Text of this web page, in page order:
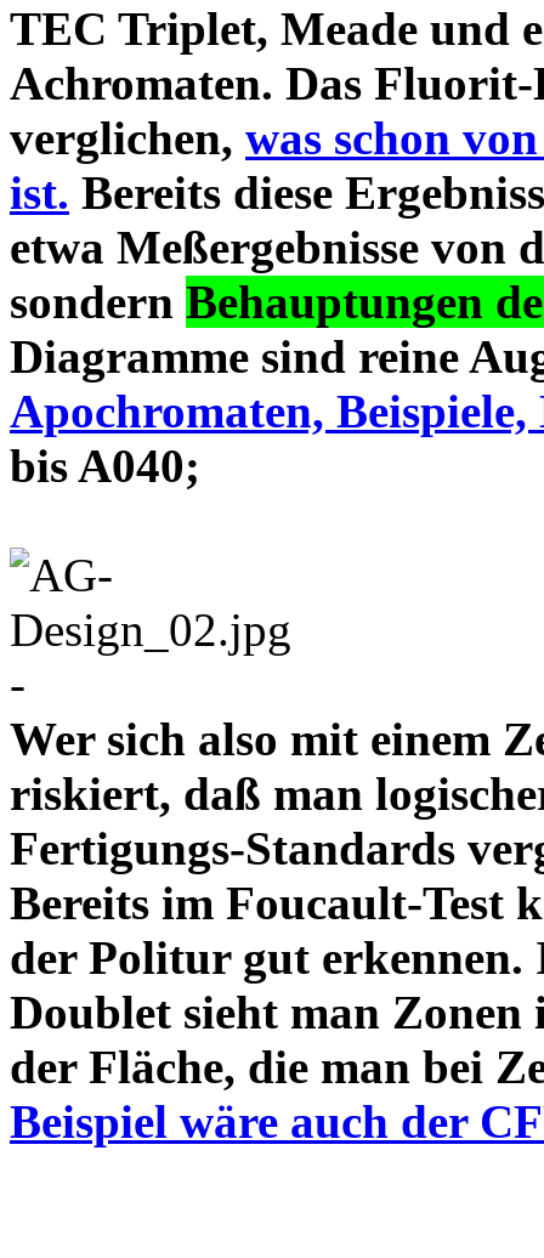
TEC Triplet, Meade und
Achromaten. Das
verglichen, was schon
ist. Bereits diese
etwa Meßergebnisse von
sondern Behauptungen
Diagramme sind reine
Apochromaten, Beispiele,
bis A040;
-
Wer sich also mit einem
riskiert, daß man
Fertigungs-Standards
Bereits im Foucault-Test
der Politur gut
Doublet sieht man Zonen
der Fläche, die man bei
Beispiel wäre auch der